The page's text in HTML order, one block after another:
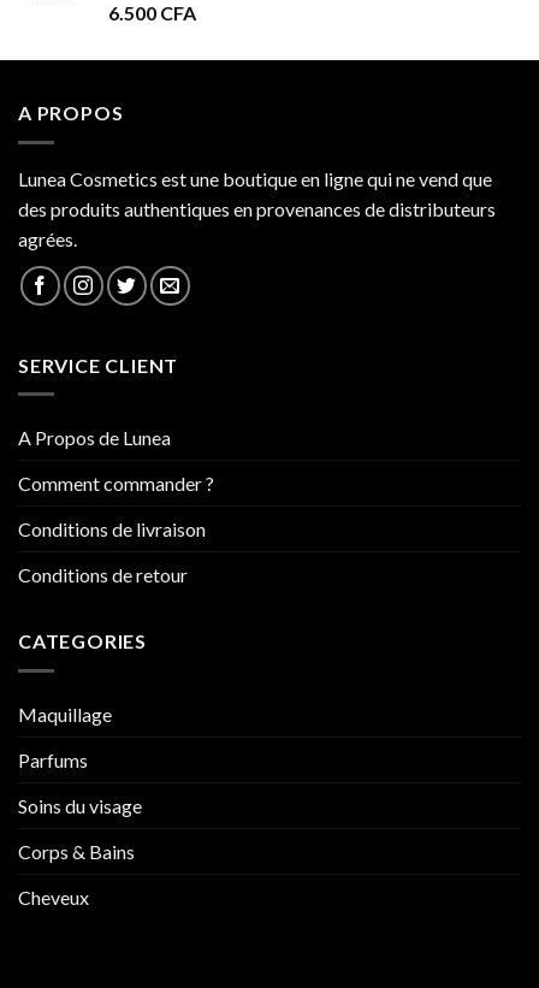
6.500 CFA
A PROPOS
Lunea Cosmetics est une boutique en ligne qui ne vend que
des produits authentiques en provenances de distributeurs
agrées.
SERVICE CLIENT
A Propos de Lunea
Comment commander ?
Conditions de livraison
Conditions de retour
CATEGORIES
Maquillage
Parfums
Soins du visage
Corps & Bains
Cheveux